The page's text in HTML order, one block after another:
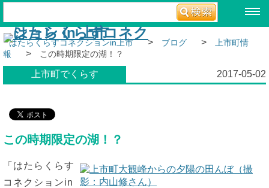
はたらくらすコネクションin上市 > ブログ >
上市町情
報
> この時期限定の湖！？
上市町でくらす 2017-05-02
この時期限定の湖！？
「はたらくらす
コネクションin